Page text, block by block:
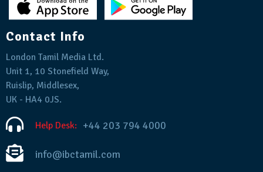
Contact Info
London Tamil Media Ltd.
Unit 1, 10 Stonefield Way,
Ruislip, Middlesex,
UK - HA4 0JS.
Help Desk: +44 203 794 4000
info@ibctamil.com